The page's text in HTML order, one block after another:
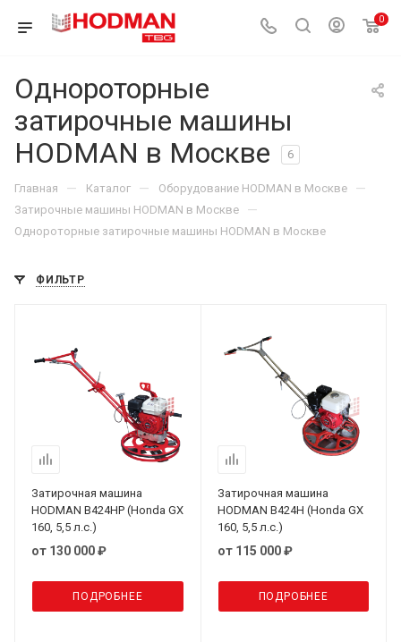
0
Однороторные
затирочные машины
HODMAN в Москве
6
Главная — Каталог — Оборудование HODMAN в Москве —
Затирочные машины HODMAN в Москве —
Однороторные затирочные машины HODMAN в Москве
ФИЛЬТР
Затирочная машина
HODMAN B424HP (Honda GX
160, 5,5 л.с.)
от 130 000 ₽
ПОДРОБНЕЕ
Затирочная машина
HODMAN B424H (Honda GX
160, 5,5 л.с.)
от 115 000 ₽
ПОДРОБНЕЕ